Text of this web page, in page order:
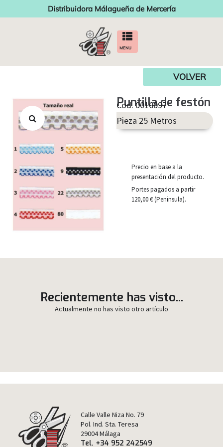
Distribuidora Málagueña de Mercería
MENU
VOLVER
Puntilla de festón
Cod. 0016097
Pieza 25 Metros
Precio en base a la
presentación del producto.
Portes pagados a partir
120,00 € (Peninsula).
Recientemente has visto...
Actualmente no has visto otro artículo
Calle Valle Niza No. 79
Pol. Ind. Sta. Teresa
29004 Málaga
Tel. +34 952 242549